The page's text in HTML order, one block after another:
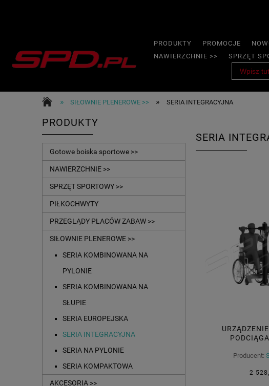
PRODUKTY PROMOCJE
NAWIERZCHNIE >>
SPRZĘT
» SIŁOWNIE PLENEROWE >> » SERIA INTEGRACYJNA
PRODUKTY
Gotowe boiska sportowe >>
NAWIERZCHNIE >>
SPRZĘT SPORTOWY >>
PIŁKOCHWYTY
PRZEGLĄDY PLACÓW ZABAW >>
SIŁOWNIE PLENEROWE >>
SERIA KOMBINOWANA NA
PYLONIE
SERIA KOMBINOWANA NA
SŁUPIE
SERIA EUROPEJSKA
SERIA INTEGRACYJNA
SERIA NA PYLONIE
SERIA KOMPAKTOWA
AKCESORIA >>
SERIA
Producent:
2